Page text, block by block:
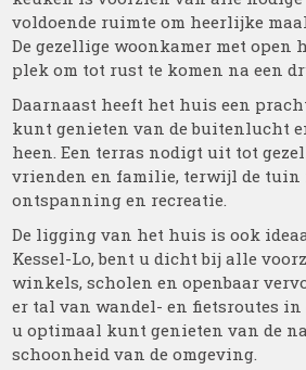
voldoende ruimte om heerlijke
De gezellige woonkamer met open
plek om tot rust te komen na een
Daarnaast heeft het huis een
kunt genieten van de buitenlucht
heen. Een terras nodigt uit tot
vrienden en familie, terwijl de tuin
ontspanning en recreatie.
De ligging van het huis is ook
Kessel-Lo, bent u dicht bij alle
winkels, scholen en openbaar
er tal van wandel- en fietsroutes in
u optimaal kunt genieten van de
schoonheid van de omgeving.